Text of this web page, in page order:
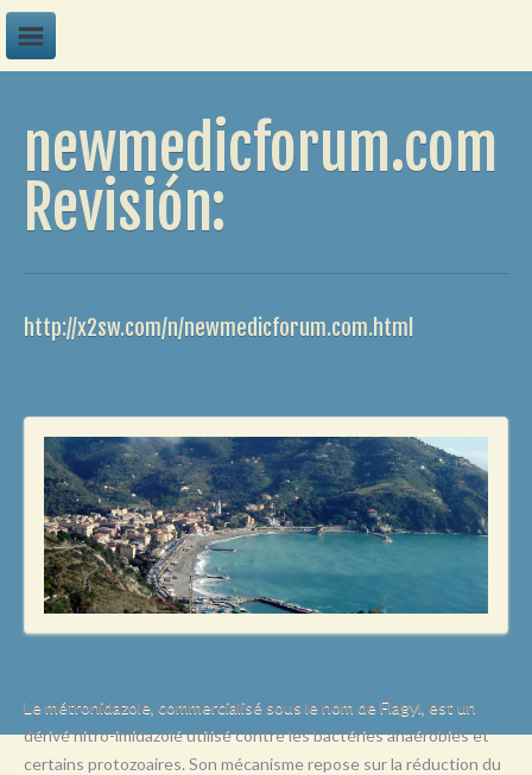
G
P
Q
newmedicforum.com
Revisión:
http://x2sw.com/n/newmedicforum.com.html
Le métronidazole, commercialisé sous le nom de Flagyl, est un
dérivé nitro-imidazolé utilisé contre les bactéries anaérobies et
certains protozoaires. Son mécanisme repose sur la réduction du